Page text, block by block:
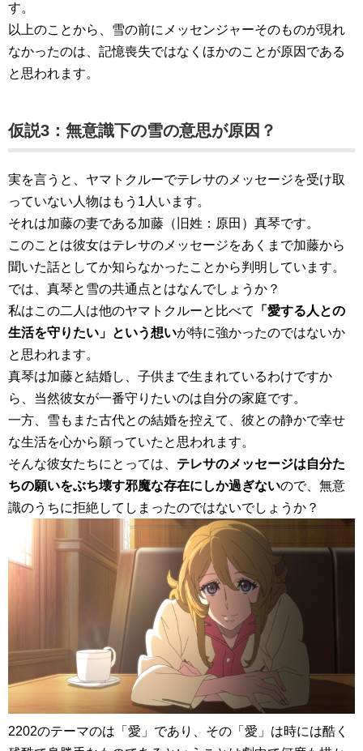
す。
以上のことから、雪の前にメッセンジャーそのものが現れ
なかったのは、記憶喪失ではなくほかのことが原因である
と思われます。
仮説3：無意識下の雪の意思が原因？
実を言うと、ヤマトクルーでテレサのメッセージを受け取
っていない人物はもう1人います。
それは加藤の妻である加藤（旧姓：原田）真琴です。
このことは彼女はテレサのメッセージをあくまで加藤から
聞いた話としてか知らなかったことから判明しています。
では、真琴と雪の共通点とはなんでしょうか？
私はこの二人は他のヤマトクルーと比べて
「愛する人との
生活を守りたい」という想いが特に強かったのではないか
と思われます。
真琴は加藤と結婚し、子供まで生まれているわけですか
ら、当然彼女が一番守りたいのは自分の家庭です。
一方、雪もまた古代との結婚を控えて、彼との静かで幸せ
な生活を心から願っていたと思われます。
そんな彼女たちにとっては、 テレサのメッセージは自分た
ちの願いをぶち壊す邪魔な存在にしか過ぎないので、無意
識のうちに拒絶してしまったのではないでしょうか？
2202のテーマのは「愛」であり、その「愛」は時には酷く